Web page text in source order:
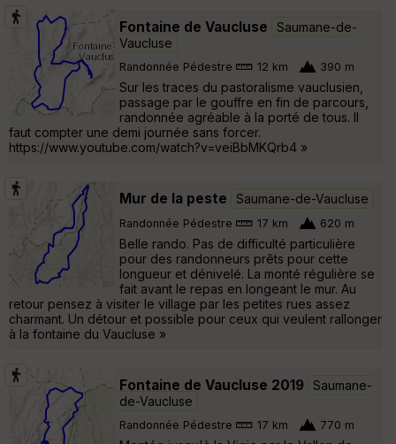
Fontaine de Vaucluse
Saumane-de-
Vaucluse
Randonnée Pédestre 12 km 390 m
Sur les traces du pastoralisme vauclusien,
passage par le gouffre en fin de parcours,
randonnée agréable à la porté de tous. Il
faut compter une demi journée sans forcer.
https://www.youtube.com/watch?v=veiBbMKQrb4 »
Mur de la peste Saumane-de-Vaucluse
Randonnée Pédestre 17 km 620 m
Belle rando. Pas de difficulté particulière
pour des randonneurs prêts pour cette
longueur et dénivelé. La monté régulière se
fait avant le repas en longeant le mur. Au
retour pensez à visiter le village par les petites rues assez
charmant. Un détour et possible pour ceux qui veulent rallonger
à la fontaine du Vaucluse »
Fontaine de Vaucluse 2019
Saumane-
de-Vaucluse
Randonnée Pédestre 17 km 770 m